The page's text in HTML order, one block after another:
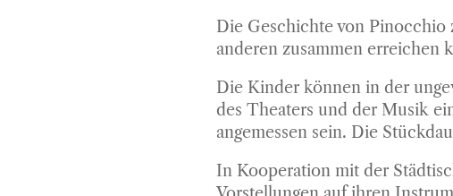
Die Geschichte von Pinocchio
anderen zusammen erreichen
Die Kinder können in der
des Theaters und der Musik
angemessen sein. Die
In Kooperation mit der